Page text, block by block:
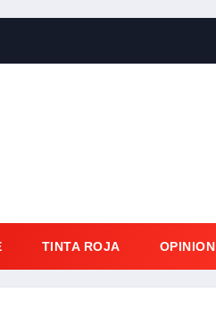
TINTA ROJA OPINION